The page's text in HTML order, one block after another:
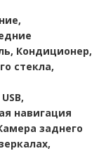
Кондиционер,
стекла,
навигация
заднего